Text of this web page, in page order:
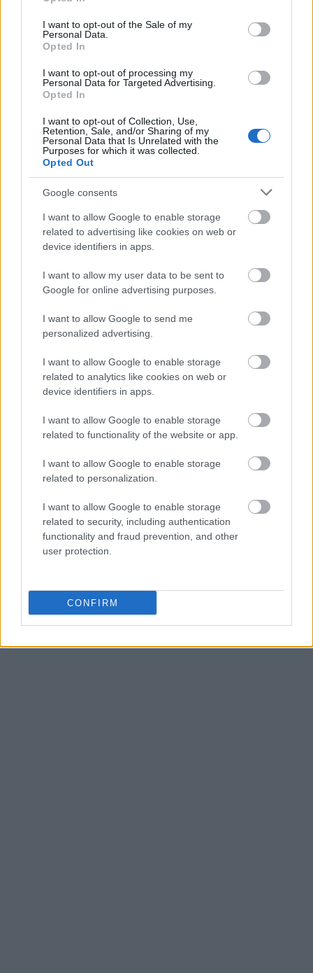
use your data for below specified purposes in below Google
consent section.
I want to opt-out of the Sale of my
Personal Data.
Opted In
I want to opt-out of processing my
Personal Data for Targeted Advertising.
Opted In
I want to opt-out of Collection, Use,
Retention, Sale, and/or Sharing of my
Personal Data that Is Unrelated with the
Purposes for which it was collected.
Opted Out
Google consents
I want to allow Google to enable storage
related to advertising like cookies on web or
device identifiers in apps.
I want to allow my user data to be sent to
Google for online advertising purposes.
I want to allow Google to send me
personalized advertising.
I want to allow Google to enable storage
related to analytics like cookies on web or
device identifiers in apps.
I want to allow Google to enable storage
related to functionality of the website or app.
I want to allow Google to enable storage
related to personalization.
I want to allow Google to enable storage
related to security, including authentication
functionality and fraud prevention, and other
user protection.
CONFIRM
ασθενείς, οι εξελίξεις είναι πολλές συγκριτικά με
την παλαιότερη κλινική πρακτική. Οι ασθενείς με
με λεμφαδένες πρέπει να λαμβάνουν
νεοεπικουρική χημειοθεραπεία σε συνδυασμό με
θεραπεία στοχεύουσα τον HER2 υποδοχέα και
μετά να οδηγούνται στο χειρουργείο. Πλέον ο
μέγιστος στόχος είναι η εξάλειψη της νόσου
καθώς οι ασθενείς που το επιτυγχάνουν έχουν και
καλύτερη πρόγνωση. Σε ασθενείς με HER2-
θετικό πρώιμο καρκίνο μαστού αυτό συμβαίνει σε
ποσοστό 40-60%, με υψηλότερα ποσοστά σε
όσες δεν εκφράζουν ορμονικούς υποδοχείς.
Πλέον, στην επικουρική θεραπεία των ασθενών
που δεν επιτυγχάνουν πλήρη ανταπόκριση έχει
εγκριθεί η επικουρική θεραπεία με ένα
συζευγμένο αντίσωμα-φάρμακο, το οποίο
περιέχει το HER2-στοχεύον αντίσωμα
τραστουζουμάμπη, συνδεδεμένο με έναν
αναστολέα μικροσωληνίσκων, το DM1. Πρόκειται
για την τραστουζουμάμπη εμτανσίνη που έδειξε
συνεχιζόμενο όφελος ως προς την υποτροπή
(46%), καθώςμειώνει το ποσοστό των
από 32.2% σε 19.7%. Συνεπώς, πλέον η
καθιερωμένη πρακτική της επικουρικής
χορήγησης τραστουζουμάμπης με
περτουζουμάμπη για ένα έτος αλλάζει και
αντικαθίσταται από την τραστουζουμάμπη
εμτανσίνη στις ασθενείς που δεν έχουν επιτύχει
θεραπεία.